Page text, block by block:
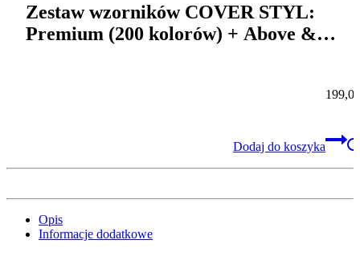
Zestaw wzorników COVER STYL:
Premium (200 kolorów) + Above &
Dodaj do koszyka
Opis
Informacje dodatkowe